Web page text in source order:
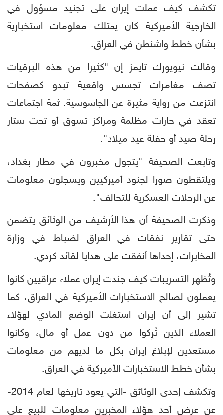
تكشف كيف عملت إيران على تجنيد مسؤول في
الخارجية الأميركية كان يمتلك معلومات استخبارية
بشأن خطط واشنطن في العراق.
وقالت نيويورك تايمز إن "كثيرا من هذه البرقيات
تصف مغامرات تجسس واقعية تبدو كصفحات
انتزعت من رواية مثيرة عن الجاسوسية. ثمة اجتماعات
تعقد في حارات مظلمة ومراكز تسوق أو تحت ستار
رحلة صيد أو حفلة عيد ميلاد".
وتابعت الصحيفة "يتجول مخبرون في مطار بغداد،
ويلتقطون صورا لجنود أميركيين ويسجلون معلومات
عن الرحلات العسكرية للتحالف".
وذكرت الصحيفة أن هذا الأرشيف من الوثائق يتضمن
حتى تقارير نفقات في العراق لضباط في وزارة
المخابرات، إحداها أنفقت على هدايا لقائد كردي.
وتُظهر التسريبات كيف جندت إيران عملاء عراقيين كانوا
يعملون لصالح الاستخبارات الأميركية في العراق، كما
تشير إلى أن إيران استغلت الوضع المادي لهؤلاء
العملاء الذين تُرِكوا من دون عمل أو مال، وكانوا
مستعدين لإبلاغ إيران بكل ما لديهم من معلومات
بشأن خطط الاستخبارات الأميركية في العراق.
وتكشف إحدى الوثائق -التي يعود تاريخها لعام 2014-
عن عرض أحد هؤلاء المخبرين معلومات للبيع على